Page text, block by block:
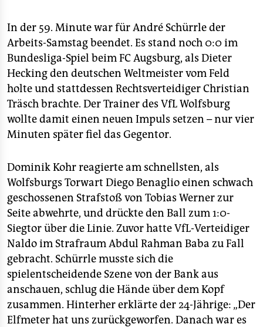
fragen & hilfe
unterstützen
abo
genossenschaft
epaper login
In der 59. Minute war für André Schürrle der
Arbeits-Samstag beendet. Es stand noch 0:0 im
Bundesliga-Spiel beim FC Augsburg, als Dieter
Hecking den deutschen Weltmeister vom Feld
holte und stattdessen Rechtsverteidiger Christian
Träsch brachte. Der Trainer des VfL Wolfsburg
wollte damit einen neuen Impuls setzen – nur vier
Minuten später fiel das Gegentor.
Dominik Kohr reagierte am schnellsten, als
Wolfsburgs Torwart Diego Benaglio einen schwach
geschossenen Strafstoß von Tobias Werner zur
Seite abwehrte, und drückte den Ball zum 1:0-
Siegtor über die Linie. Zuvor hatte VfL-Verteidiger
Naldo im Strafraum Abdul Rahman Baba zu Fall
gebracht. Schürrle musste sich die
spielentscheidende Szene von der Bank aus
anschauen, schlug die Hände über dem Kopf
zusammen. Hinterher erklärte der 24-Jährige: „Der
Elfmeter hat uns zurückgeworfen. Danach war es